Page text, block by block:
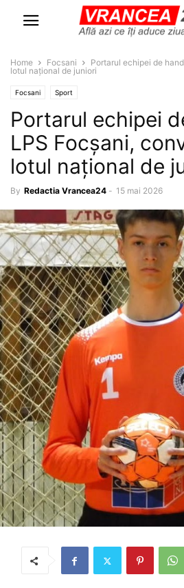
Home Focsani
Portarul echipei de
lotul național de juniori
Focsani Sport
Portarul echipei
LPS Focșani,
lotul național de
By Redactia Vrancea24 - 15 mai 2026